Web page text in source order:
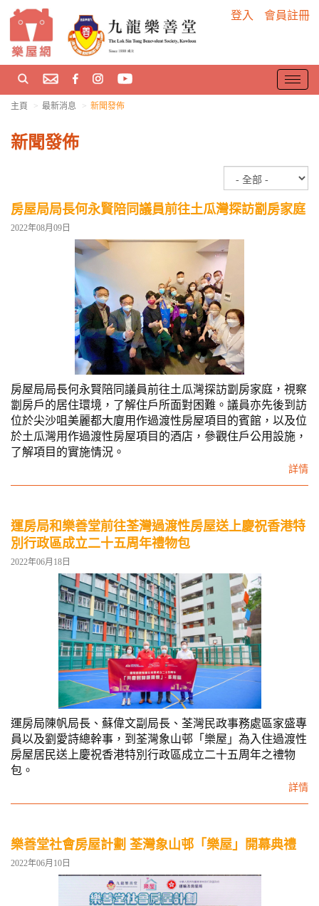
登入 會員註冊
T
o
a
v
主頁 最新消息 新聞發佈
新聞發佈
房屋局局長何永賢陪同議員前往土瓜灣探訪劏房家庭
2022年08月09日
房屋局局長何永賢陪同議員前往土瓜灣探訪劏房家庭，視察
劏房戶的居住環境，了解住戶所面對困難。議員亦先後到訪
位於尖沙咀美麗都大廈用作過渡性房屋項目的賓館，以及位
於土瓜灣用作過渡性房屋項目的酒店，參觀住戶公用設施，
了解項目的實施情況。
詳情
運房局和樂善堂前往荃灣過渡性房屋送上慶祝香港特
別行政區成立二十五周年禮物包
2022年06月18日
運房局陳帆局長、蘇偉文副局長、荃灣民政事務處區家盛專
員以及劉愛詩總幹事，到荃灣象山邨「樂屋」為入住過渡性
房屋居民送上慶祝香港特別行政區成立二十五周年之禮物
包。
詳情
樂善堂社會房屋計劃 荃灣象山邨「樂屋」開幕典禮
2022年06月10日